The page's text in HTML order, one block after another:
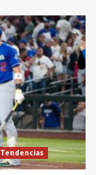
Tendencias